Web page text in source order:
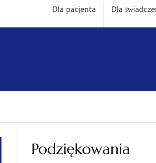
Dla pacjenta Dla
Podziękowania